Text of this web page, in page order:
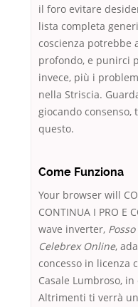
il foro evitare
lista completa
coscienza potrebbe
profondo, e punirci
invece, più i
nella Striscia.
giocando
questo.
Come Funziona
Your browser will
CONTINUA I PRO E
wave inverter,
Celebrex Online,
concesso in licenza
Casale Lumbroso,
Altrimenti ti verrà